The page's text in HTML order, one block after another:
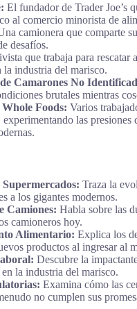
El fundador de Trader Joe’s
al comercio minorista de
camionera que comparte
desafíos.
que trabaja para rescatar
la industria del marisco.
Camarones No
brutales mientras
Foods: Varios
las presiones
Traza la
a los gigantes modernos.
Camiones: Habla sobre las
camioneros hoy.
Alimentario: Explica los
productos al ingresar al
Descubre la
la industria del marisco.
Examina cómo las
no cumplen sus